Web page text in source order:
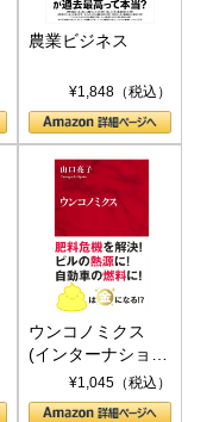
農業ビジネス
¥1,848（税込）
ウンコノミクス
(インターナショナ
ル新書)¥1,045（税込）